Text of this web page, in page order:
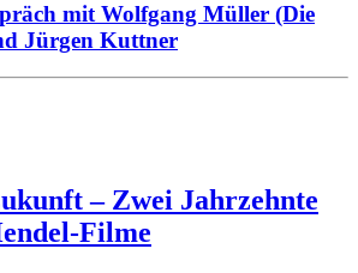
mit Wolfgang Müller (Die
Jürgen Kuttner
– Zwei Jahrzehnte
Filme